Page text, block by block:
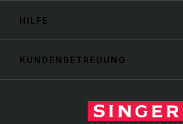
HILFE
KUNDENBETREUUNG